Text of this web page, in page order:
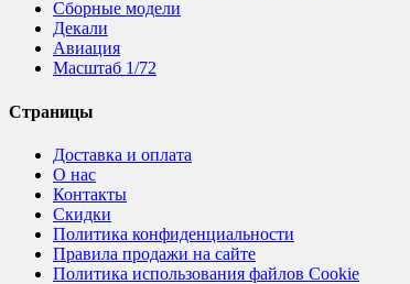
Сборные модели
Декали
Авиация
Масштаб 1/72
Страницы
Доставка и оплата
О нас
Контакты
Скидки
Политика конфиденциальности
Правила продажи на сайте
Политика использования файлов Cookie